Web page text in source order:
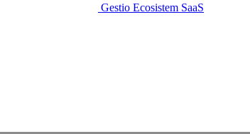
Gestio Ecosistem SaaS